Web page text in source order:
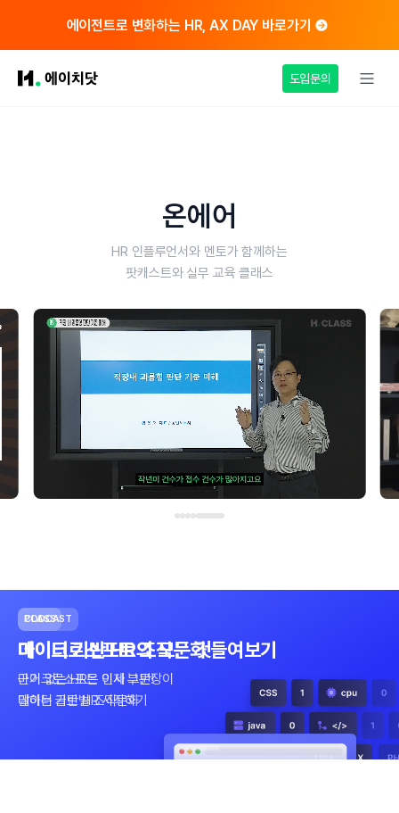
에이전트로 변화하는 HR, AX DAY 바로가기
도입문의
온에어
HR 인플루언서와 멘토가 함께하는
팟캐스트와 실무 교육 클래스
CLASS
2025년에는 억대 연봉 도전!?
HR의 든든한 지원군이 되어줄
데이터 기반 HR의 모든 것
CLASS
데이터 기반 HR의 모든 것
근거 없는 HR은 이제 그만!
데이터 기반 HR 시작하기
PODCAST
마이크로소프트 조직문화 들여보기
마이크로소프트 인사 부문장이
말하는 글로벌 조직문화